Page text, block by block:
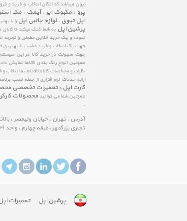
ایران میباشد که امکان انتخاب و خرید و
پرو ، مکبوک ایر ، آیمک ، مک
اپل تیوی ، لوازم جانبی اپل را با
پرشین اپل به شما کمک میکند تا
نموده و یک خرید آنلاین مطمئن را
جهت یک انتخاب و خرید مناسب با بهترین
جهت سهولت در خرید کالا در این سیستم
همچنین انواع رنگ بندی کالاها نمایش
نظرات و مشخصات کالاها اقدام به انتخاب و
ارائه خدمات نرم افزاری از جمله نصب
کارت اپل و تعمیرات تخصصی
همچنین شما می توانیدمحصولات
.
آدرس : تهران ، خیابان ولیعصر ،
تجاری بزرگمهر ، طبقه چهارم ، واحد 404
پرشین اپل تعمیرات